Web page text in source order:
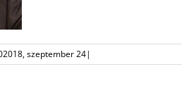
2018, szeptember 24|